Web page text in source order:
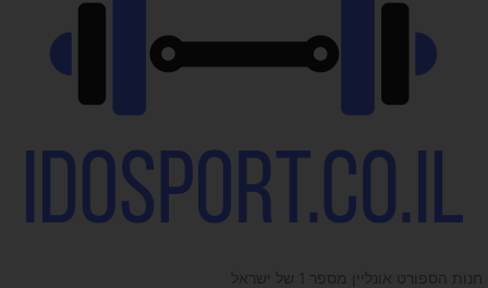
חנות הספורט אונליין מספר 1 של ישראל